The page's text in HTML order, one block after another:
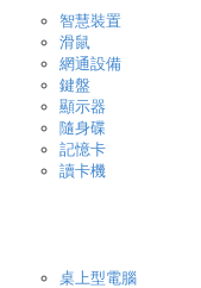
智慧裝置
滑鼠
網通設備
鍵盤
顯示器
隨身碟
記憶卡
讀卡機
桌上型電腦